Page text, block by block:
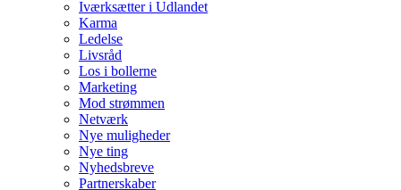
Iværksætter i Udlandet
Karma
Ledelse
Livsråd
Los i bollerne
Marketing
Mod strømmen
Netværk
Nye muligheder
Nye ting
Nyhedsbreve
Partnerskaber